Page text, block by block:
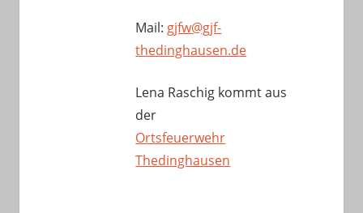
Mail: gjfw@gjf-
thedinghausen.de
Lena Raschig kommt aus
der
Ortsfeuerwehr
Thedinghausen